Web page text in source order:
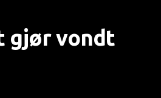
gjør vondt